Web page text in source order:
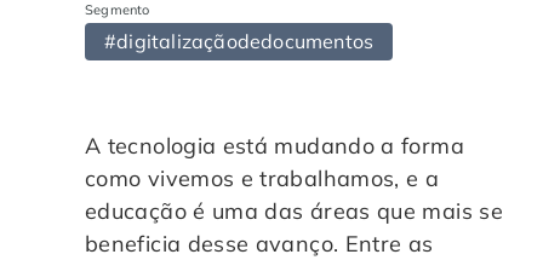
Adequação à LGPD
Auditoria de Processos
Transformação Digital
Departamento Financeiro
Trabalhe Conosco
Segmento
#digitalizaçãodedocumentos
A tecnologia está mudando a forma
como vivemos e trabalhamos, e a
educação é uma das áreas que mais se
beneficia desse avanço. Entre as